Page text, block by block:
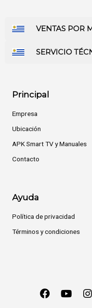
VENTAS POR
SERVICIO
Principal
Empresa
Ubicación
APK Smart TV y Manuales
Contacto
Ayuda
Política de privacidad
Términos y condiciones